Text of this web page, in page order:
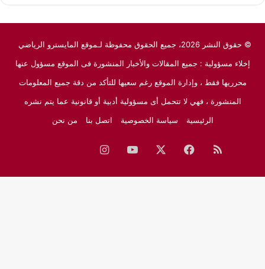
© حقوق النشر 2026، جميع الحقوق محفوظة لـموقع المايسترو الرياضي
إخلاء مسؤولية : جميع المقالات والأخبار المنشورة فى الموقع مسؤول عنها
محرريها فقط ، وإدارة الموقع رغم سعيها للتأكد من دقة جميع المعلومات
المنشورة ، فهي لا تتحمل أى مسؤولية أدبية أو قانونية عما يتم نشره
الرئيسية
سياسة الخصوصية اتصل بنا من نحن
ملخص
الموقع
فيسبوك ‫YouTubeانستقرام
نيوز